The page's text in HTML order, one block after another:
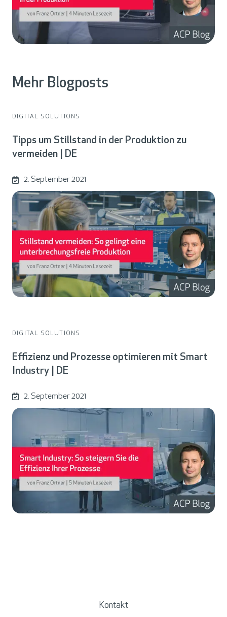
Mehr Blogposts
DIGITAL SOLUTIONS
Tipps um Stillstand in der Produktion zu
vermeiden | DE
2. September 2021
DIGITAL SOLUTIONS
Effizienz und Prozesse optimieren mit Smart
Industry | DE
2. September 2021
Kontakt